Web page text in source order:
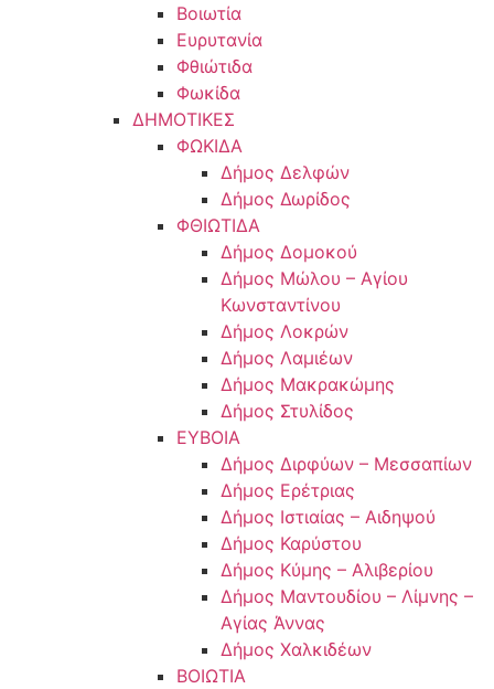
Βοιωτία
Ευρυτανία
Φθιώτιδα
Φωκίδα
ΔΗΜΟΤΙΚΕΣ
ΦΩΚΙΔΑ
Δήμος Δελφών
Δήμος Δωρίδος
ΦΘΙΩΤΙΔΑ
Δήμος Δομοκού
Δήμος Μώλου – Αγίου
Κωνσταντίνου
Δήμος Λοκρών
Δήμος Λαμιέων
Δήμος Μακρακώμης
Δήμος Στυλίδος
ΕΥΒΟΙΑ
Δήμος Διρφύων – Μεσσαπίων
Δήμος Ερέτριας
Δήμος Ιστιαίας – Αιδηψού
Δήμος Καρύστου
Δήμος Κύμης – Αλιβερίου
Δήμος Μαντουδίου – Λίμνης –
Αγίας Άννας
Δήμος Χαλκιδέων
ΒΟΙΩΤΙΑ